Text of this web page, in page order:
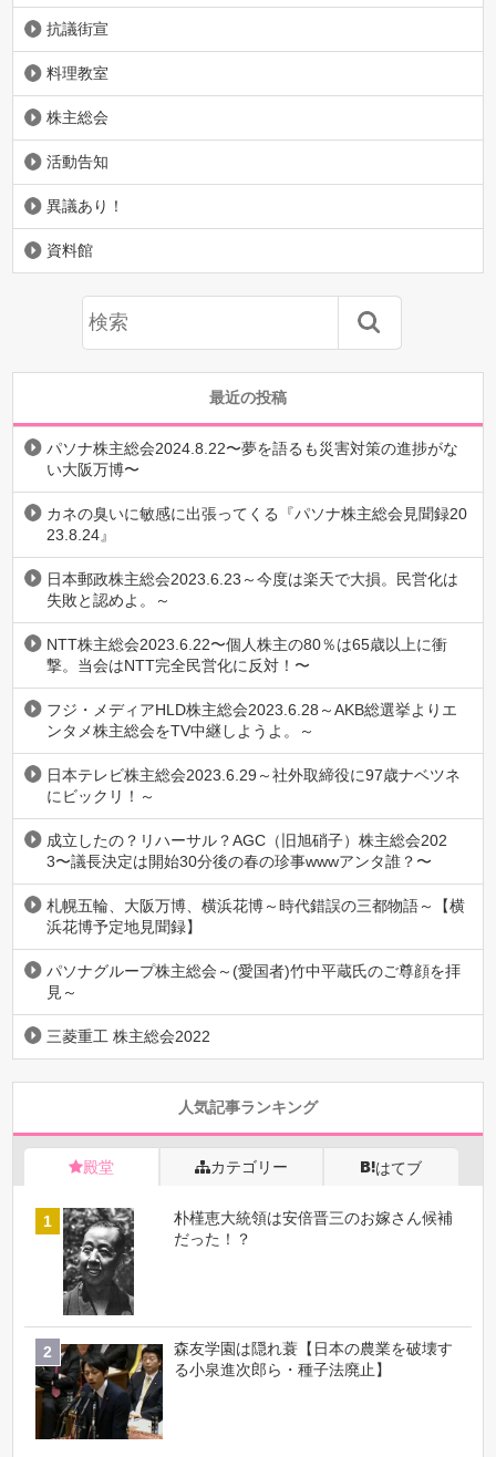
抗議街宣
料理教室
株主総会
活動告知
異議あり！
資料館
最近の投稿
パソナ株主総会2024.8.22〜夢を語るも災害対策の進捗がな
い大阪万博〜
カネの臭いに敏感に出張ってくる『パソナ株主総会見聞録20
23.8.24』
日本郵政株主総会2023.6.23～今度は楽天で大損。民営化は
失敗と認めよ。～
NTT株主総会2023.6.22〜個人株主の80％は65歳以上に衝
撃。当会はNTT完全民営化に反対！〜
フジ・メディアHLD株主総会2023.6.28～AKB総選挙よりエ
ンタメ株主総会をTV中継しようよ。～
日本テレビ株主総会2023.6.29～社外取締役に97歳ナベツネ
にビックリ！～
成立したの？リハーサル？AGC（旧旭硝子）株主総会202
3〜議長決定は開始30分後の春の珍事wwwアンタ誰？〜
札幌五輪、大阪万博、横浜花博～時代錯誤の三都物語～【横
浜花博予定地見聞録】
パソナグループ株主総会～(愛国者)竹中平蔵氏のご尊顔を拝
見～
三菱重工 株主総会2022
人気記事ランキング
殿堂 カテゴリー はてブ
朴槿恵大統領は安倍晋三のお嫁さん候補
だった！？
森友学園は隠れ蓑【日本の農業を破壊す
る小泉進次郎ら・種子法廃止】